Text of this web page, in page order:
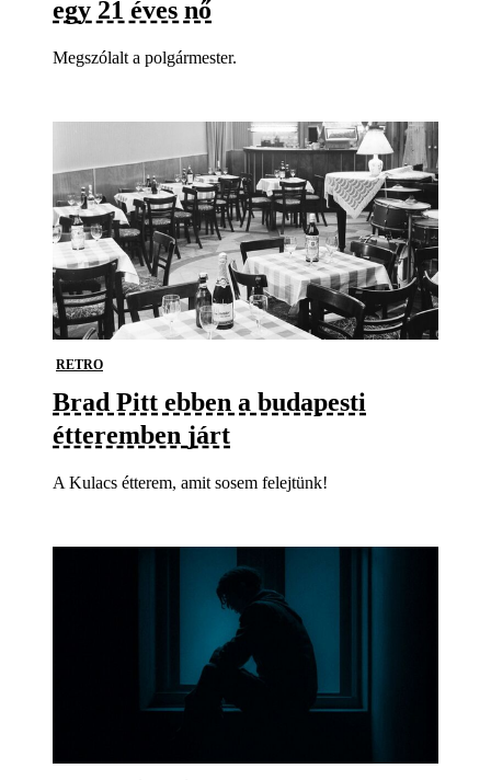
egy 21 éves nő
Megszólalt a polgármester.
RETRO
Brad Pitt ebben a budapesti
étteremben járt
A Kulacs étterem, amit sosem felejtünk!